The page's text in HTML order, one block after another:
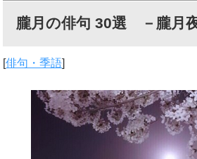
朧月の俳句 30選 －朧月
[俳句・季語]